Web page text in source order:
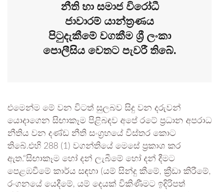
නීති හා සමාජ විරෝධී
ජාවාරම් යාන්ත්‍රණය
පිටුදැකීමේ වගකීම ශ්‍රී ලංකා
පොලීසිය වෙතට පැවරී තිබේ.
එමෙන්ම මේ වන විටත් සුලබව සිදු වන දරුවන්
යොදාගෙන සිඟාකෑම පිළිබඳව අපේ රටේ ප්‍රධාන අපරාධ
නීතිය වන දණ්ඩ නීති සංග්‍රහයේ විස්තර කොට
තිබේ.එහි 288 (1) වගන්තියේ මෙසේ ප්‍රකාශ කර
ඇත.“සිඟාකෑම හෝ දන් ලැබීමේ හෝ දන් දීමට
පෙළඹවීමේ කාර්ය සඳහා (යම් සින්දු කීමේ, ක්‍රීඩා කිරීමේ,
රංගනයේ යෙදීමේ, යම් දෙයක් විකිණීමට ඉදිරිපත්